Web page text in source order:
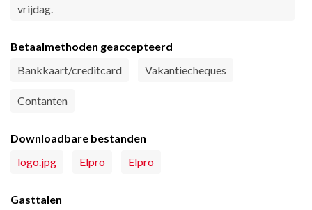
vrijdag.
Betaalmethoden geaccepteerd
Bankkaart/creditcard
Vakantiecheques
Contanten
Downloadbare bestanden
logo.jpg
Elpro Elpro
Gasttalen